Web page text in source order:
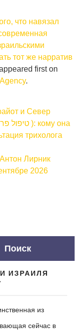
что навязал
тот же нарратив
first on
.
и Север
трихолога
Лирник
2026
ИЗРАИЛЯ
из
сейчас в